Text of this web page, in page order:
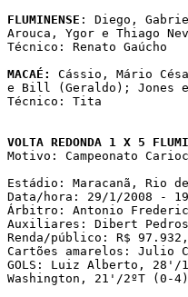
FLUMINENSE : Diego,
Arouca, Ygor e Thiago
Técnico: Renato Gaúcho
MACAÉ:
Cássio, Mário
e Bill (Geraldo); Jones e
Técnico: Tita
VOLTA REDONDA 1 X 5
Motivo: Campeonato
Estádio: Maracanã, Rio
Data/hora: 29/1/2008 -
Árbitro: Antonio
Auxiliares: Dibert
Renda/público: R$
Cartões amarelos: Julio
GOLS: Luiz Alberto,
Washington, 21'/2ºT (0-